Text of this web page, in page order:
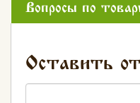
Вопросы по
Оставить